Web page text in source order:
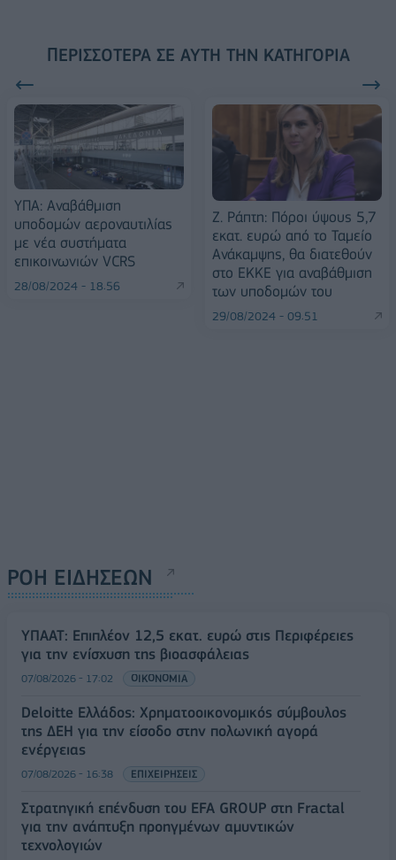
ΠΕΡΙΣΣΌΤΕΡΑ ΣΕ ΑΥΤΉ ΤΗΝ ΚΑΤΗΓΟΡΊΑ
ΥΠΑ: Αναβάθμιση
υποδομών αεροναυτιλίας
με νέα συστήματα
επικοινωνιών VCRS
28/08/2024 - 18:56
Ζ. Ράπτη: Πόροι ύψους 5,7
εκατ. ευρώ από το Ταμείο
Ανάκαμψης, θα διατεθούν
στο ΕΚΚΕ για αναβάθμιση
των υποδομών του
29/08/2024 - 09:51
ΡΟΗ ΕΙΔΗΣΕΩΝ
ΥΠΑΑΤ: Επιπλέον 12,5 εκατ. ευρώ στις Περιφέρειες
για την ενίσχυση της βιοασφάλειας
07/08/2026 - 17:02 ΟΙΚΟΝΟΜΙΑ
Deloitte Ελλάδος: Χρηματοοικονομικός σύμβουλος
της ΔΕΗ για την είσοδο στην πολωνική αγορά
ενέργειας
07/08/2026 - 16:38 ΕΠΙΧΕΙΡΗΣΕΙΣ
Στρατηγική επένδυση του EFA GROUP στη Fractal
για την ανάπτυξη προηγμένων αμυντικών
τεχνολογιών